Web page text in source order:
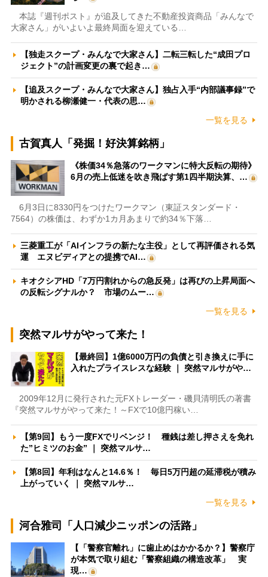
本誌『週刊ポスト』が追及してきた不動産投資商品「みんなで
大家さん」がいよいよ最終局面を迎えている…
【独走スクープ・みんなで大家さん】二転三転した“成田プロ
ジェクト”の計画変更の裏で起き…
【追及スクープ・みんなで大家さん】独占入手“内部議事録”で
明かされる柳瀬健一・代表の思…
一覧を見る
古賀真人「発掘！好決算銘柄」
《株価34％急落のワークマンに特大反転の期待》
6月の売上低迷を吹き飛ばす第1四半期決算、…
6月3日に8330円をつけたワークマン（東証スタンダード・
7564）の株価は、わずか1カ月あまりで約34％下落…
三菱重工が「AIインフラの新たな主役」として再評価される気
運 エヌビディアとの提携でAI…
キオクシアHD「7万円割れからの急反発」は再びの上昇局面へ
の反転シグナルか？ 市場のムー…
一覧を見る
突然マルサがやって来た！
【最終回】1億6000万円の負債と引き換えに手に
入れたプライスレスな経験 ｜ 突然マルサがや…
2009年12月に発行された元FXトレーダー・磯貝清明氏の著書
『突然マルサがやって来た！～FXで10億円稼い…
【第9回】もう一度FXでリベンジ！ 種銭は差し押さえを免れ
た”ヒミツのお金” ｜ 突然マルサ…
【第8回】年利はなんと14.6％！ 毎日5万円超の延滞税が積み
上がっていく ｜ 突然マルサ…
一覧を見る
河合雅司「人口減少ニッポンの活路」
【「警察官離れ」に歯止めはかかるか？】警察庁
が本気で取り組む「警察組織の構造改革」 実
現…